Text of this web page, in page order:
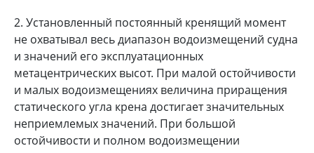
2. Установленный постоянный кренящий момент
не охватывал весь диапазон водоизмещений судна
и значений его эксплуатационных
метацентрических высот. При малой остойчивости
и малых водоизмещениях величина приращения
статического угла крена достигает значительных
неприемлемых значений. При большой
остойчивости и полном водоизмещении